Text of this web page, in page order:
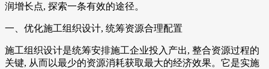
润增长点, 探索一条有效的途径。
一、优化施工组织设计, 统筹资源合理配置
施工组织设计是统筹安排施工企业投入产出, 整合资源过程的
关键, 从而以最少的资源消耗获取最大的经济效果。它是实施